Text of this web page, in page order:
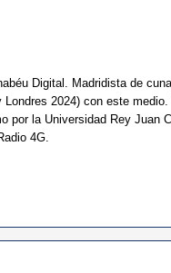
Digital. Madridista de
2024) con este
por la Universidad Rey Juan
4G.